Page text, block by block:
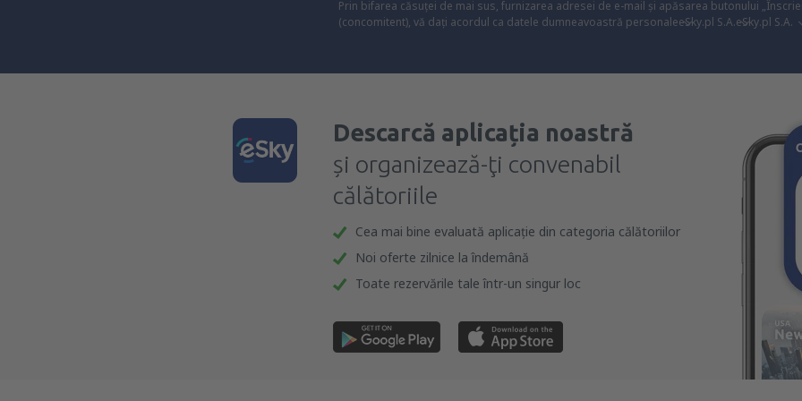
Prin bifarea căsuței de mai sus, furnizarea adresei de e-mail și apăsarea butonului
(concomitent), vă dați acordul ca datele dumneavoastră personaleeSky.pl S.A.eSky.pl S.A.
Descarcă aplicația noastră
și organizează-ţi convenabil
călătoriile
Cea mai bine evaluată aplicație din categoria călătoriilor
Noi oferte zilnice la îndemână
Toate rezervările tale într-un singur loc